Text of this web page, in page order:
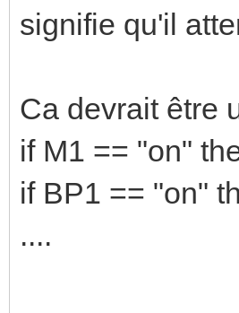
signifie qu'il
Ca devrait être
if M1 == "on"
if BP1 == "on"
....